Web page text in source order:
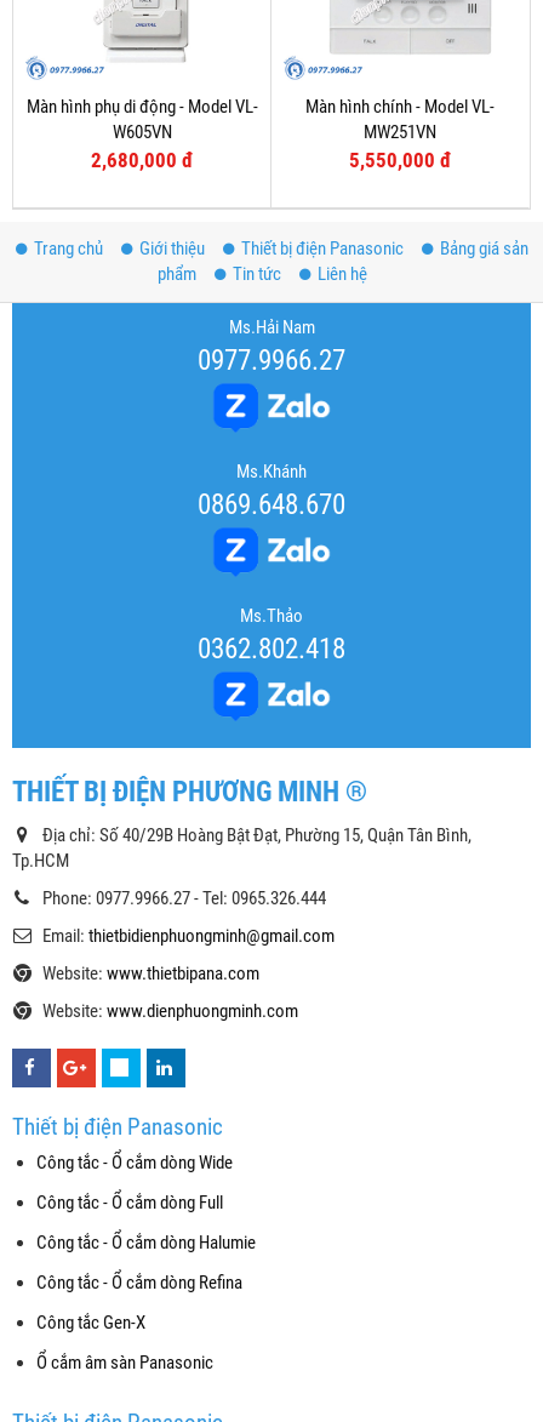
Màn hình phụ di động - Model VL-
W605VN
2,680,000 đ
Màn hình chính - Model VL-
MW251VN
5,550,000 đ
Trang chủ Giới thiệu Thiết bị điện Panasonic
Bảng giá sản
phẩm
Tin tức Liên hệ
Ms.Hải Nam
0977.9966.27
Ms.Khánh
0869.648.670
Ms.Thảo
0362.802.418
THIẾT BỊ ĐIỆN PHƯƠNG MINH ®
Địa chỉ: Số 40/29B Hoàng Bật Đạt, Phường 15, Quận Tân Bình,
Tp.HCM
Phone: 0977.9966.27 - Tel: 0965.326.444
Email: thietbidienphuongminh@gmail.com
Website: www.thietbipana.com
Website: www.dienphuongminh.com
Thiết bị điện Panasonic
Công tắc - Ổ cắm dòng Wide
Công tắc - Ổ cắm dòng Full
Công tắc - Ổ cắm dòng Halumie
Công tắc - Ổ cắm dòng Refina
Công tắc Gen-X
Ổ cắm âm sàn Panasonic